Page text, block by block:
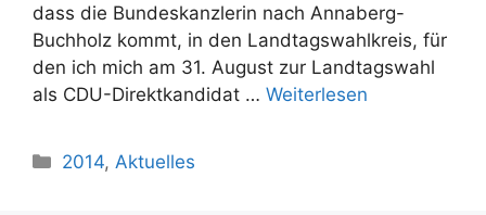
dass die Bundeskanzlerin nach Annaberg-
Buchholz kommt, in den Landtagswahlkreis, für
den ich mich am 31. August zur Landtagswahl
als CDU-Direktkandidat … Weiterlesen
Kategorien
2014, Aktuelles